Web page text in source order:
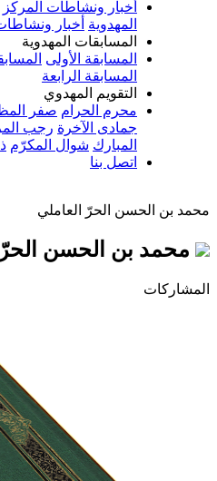
أخبار ونشاطات المركز اصدارات
أخبار ونشاطات مهدوية
المسابقات المهدوية
المسابقة الأولى المسابقة الثانية
المسابقة الرابعة
التقويم المهدوي
محرم الحرام صفر المظفّر ربيع
جمادى الآخرة رجب المرجّب
شوال المكرّم ذي القعدة
الحرّ العاملي
الحسن الحرّ العاملي